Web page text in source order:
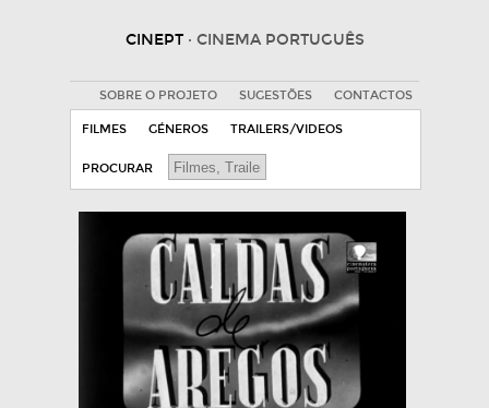
CINEPT · CINEMA PORTUGUÊS
SOBRE O PROJETO SUGESTÕES CONTACTOS
FILMES GÉNEROS TRAILERS/VIDEOS
PROCURAR